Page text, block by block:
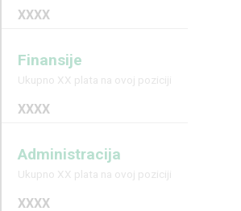
XXXX
Finansije
Ukupno XX plata na ovoj poziciji
XXXX
Administracija
Ukupno XX plata na ovoj poziciji
XXXX